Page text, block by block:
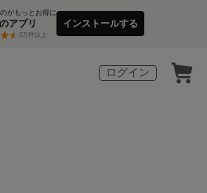
がもっとお得に
アプリ
3万件以上
インストールする
ログイン